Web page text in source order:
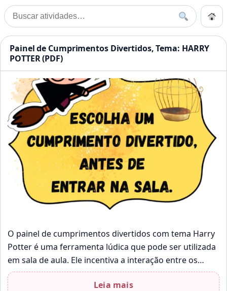
Pular para o conteúdo
Buscar por:
Buscar
Início
Início»Divertidos
Atividades Educação
Painel de Cumprimentos Divertidos, Tema: HARRY
POTTER (PDF)
O painel de cumprimentos divertidos com tema Harry
Potter é uma ferramenta lúdica que pode ser utilizada
em sala de aula. Ele incentiva a interação entre os
alunos…
Leia mais